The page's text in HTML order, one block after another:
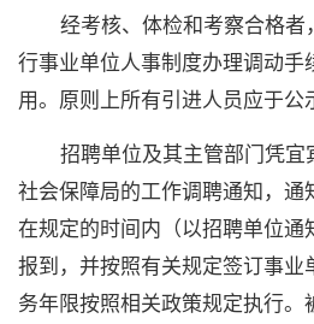
经考核、体检和考察合格
行事业单位人事制度办理调动手
用。原则上所有引进人员应于公
招聘单位及其主管部门凭宜
社会保障局的工作调聘通知，通
在规定的时间内（以招聘单位通
报到，并按照有关规定签订事业
务年限按照相关政策规定执行。